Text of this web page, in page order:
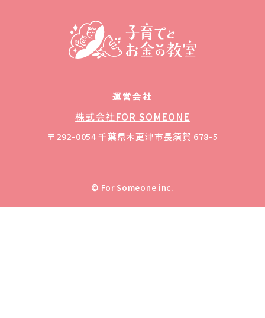
運営会社
株式会社FOR SOMEONE
〒292-0054 千葉県木更津市長須賀 678-5
© For Someone inc.